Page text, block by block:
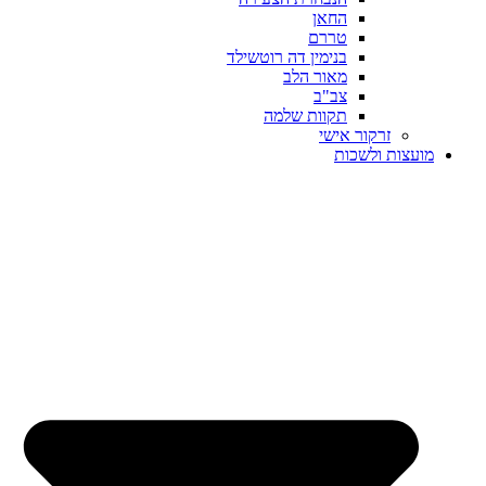
החאן
טררם
בנימין דה רוטשילד
מאור הלב
צב"ב
תקוות שלמה
זרקור אישי
מועצות ולשכות